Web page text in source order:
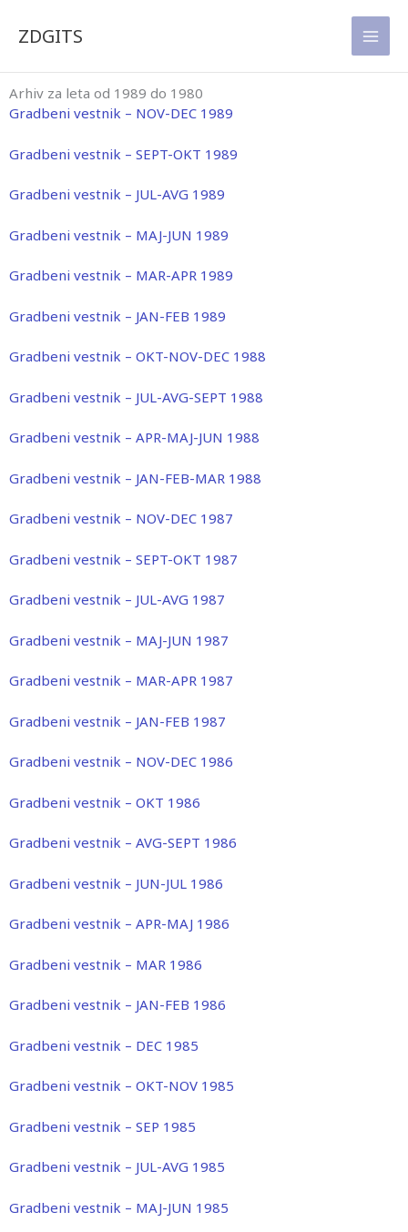
ZDGITS
Arhiv za leta od 1989 do 1980
Gradbeni vestnik – NOV-DEC 1989
Gradbeni vestnik – SEPT-OKT 1989
Gradbeni vestnik – JUL-AVG 1989
Gradbeni vestnik – MAJ-JUN 1989
Gradbeni vestnik – MAR-APR 1989
Gradbeni vestnik – JAN-FEB 1989
Gradbeni vestnik – OKT-NOV-DEC 1988
Gradbeni vestnik – JUL-AVG-SEPT 1988
Gradbeni vestnik – APR-MAJ-JUN 1988
Gradbeni vestnik – JAN-FEB-MAR 1988
Gradbeni vestnik – NOV-DEC 1987
Gradbeni vestnik – SEPT-OKT 1987
Gradbeni vestnik – JUL-AVG 1987
Gradbeni vestnik – MAJ-JUN 1987
Gradbeni vestnik – MAR-APR 1987
Gradbeni vestnik – JAN-FEB 1987
Gradbeni vestnik – NOV-DEC 1986
Gradbeni vestnik – OKT 1986
Gradbeni vestnik – AVG-SEPT 1986
Gradbeni vestnik – JUN-JUL 1986
Gradbeni vestnik – APR-MAJ 1986
Gradbeni vestnik – MAR 1986
Gradbeni vestnik – JAN-FEB 1986
Gradbeni vestnik – DEC 1985
Gradbeni vestnik – OKT-NOV 1985
Gradbeni vestnik – SEP 1985
Gradbeni vestnik – JUL-AVG 1985
Gradbeni vestnik – MAJ-JUN 1985